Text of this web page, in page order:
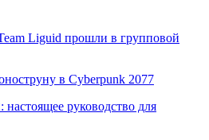
Liguid прошли в групповой
в Cyberpunk 2077
руководство для